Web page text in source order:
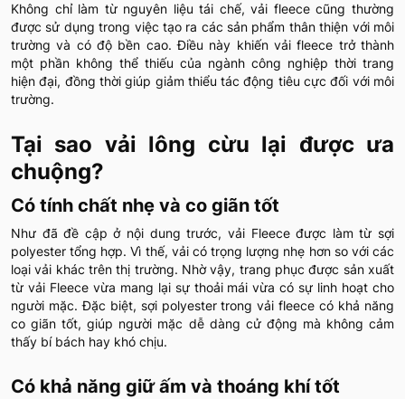
Không chỉ làm từ nguyên liệu tái chế, vải fleece cũng thường
được sử dụng trong việc tạo ra các sản phẩm thân thiện với môi
trường và có độ bền cao. Điều này khiến vải fleece trở thành
một phần không thể thiếu của ngành công nghiệp thời trang
hiện đại, đồng thời giúp giảm thiểu tác động tiêu cực đối với môi
trường.
Tại sao vải lông cừu lại được ưa
chuộng?
Có tính chất nhẹ và co giãn tốt
Như đã đề cập ở nội dung trước, vải Fleece được làm từ sợi
polyester tổng hợp. Vì thế, vải có trọng lượng nhẹ hơn so với các
loại vải khác trên thị trường. Nhờ vậy, trang phục được sản xuất
từ vải Fleece vừa mang lại sự thoải mái vừa có sự linh hoạt cho
người mặc. Đặc biệt, sợi polyester trong vải fleece có khả năng
co giãn tốt, giúp người mặc dễ dàng cử động mà không cảm
thấy bí bách hay khó chịu.
Có khả năng giữ ấm và thoáng khí tốt